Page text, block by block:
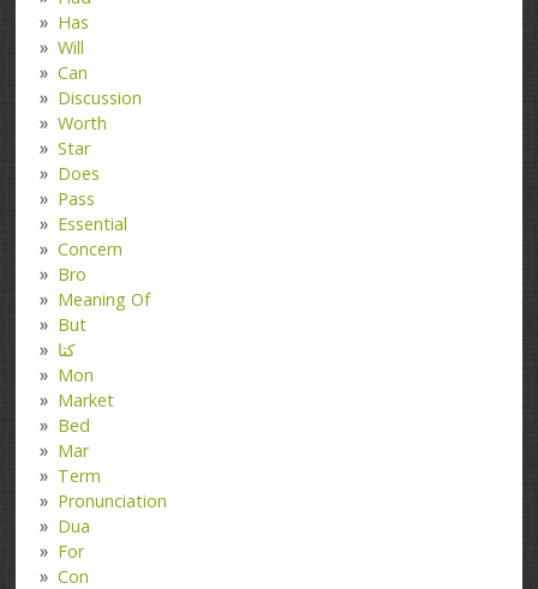
Has
Will
Can
Discussion
Worth
Star
Does
Pass
Essential
Concern
Bro
Meaning Of
But
کتا
Mon
Market
Bed
Mar
Term
Pronunciation
Dua
For
Con